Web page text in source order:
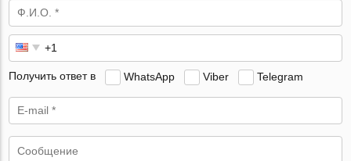
Получить ответ в WhatsApp Viber Telegram